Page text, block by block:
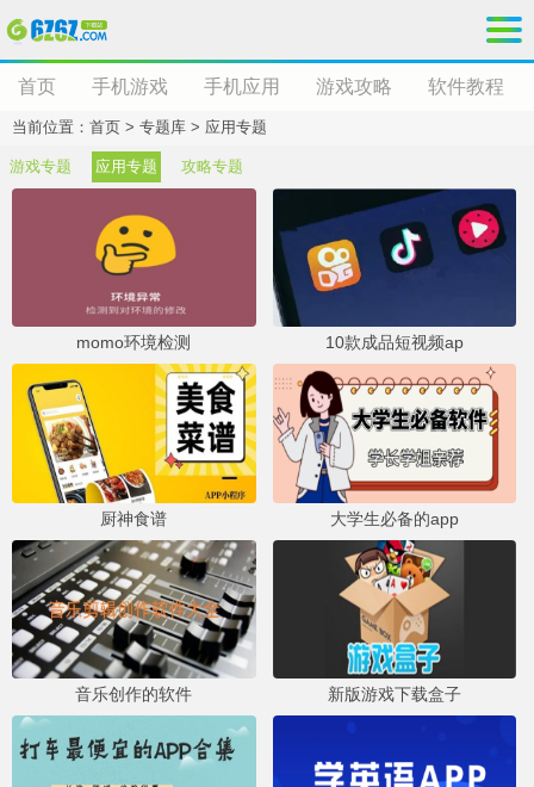
首页 手机游戏 手机应用 游戏攻略 软件教程
当前位置： 首页 > 专题库 > 应用专题
游戏专题 应用专题 攻略专题
momo环境检测 10款成品短视频ap
厨神食谱 大学生必备的app
音乐创作的软件 新版游戏下载盒子